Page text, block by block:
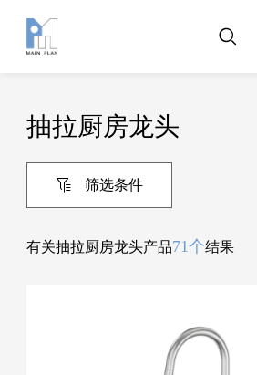
抽拉厨房龙头
筛选条件
有关抽拉厨房龙头产品71个结果